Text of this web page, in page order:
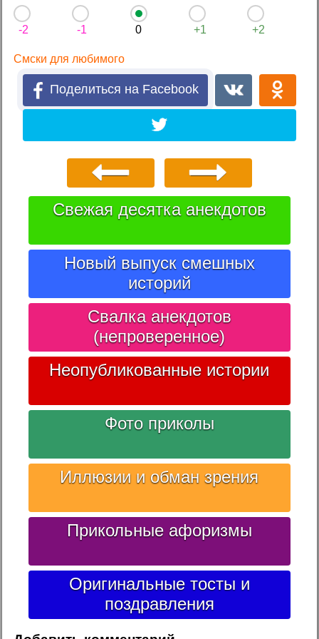
-2 -1 0 +1 +2
Смски для любимого
Поделиться на Facebook
Свежая десятка анекдотов
Новый выпуск смешных
историй
Свалка анекдотов
(непроверенное)
Неопубликованные истории
Фото приколы
Иллюзии и обман зрения
Прикольные афоризмы
Оригинальные тосты и
поздравления